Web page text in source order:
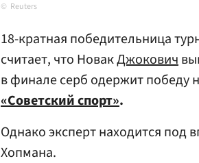
Reuters
18-кратная победительница
считает, что НовакДжокович
в финале серб одержит победу
«Советский спорт».
Однако эксперт находится под
Хопмана.